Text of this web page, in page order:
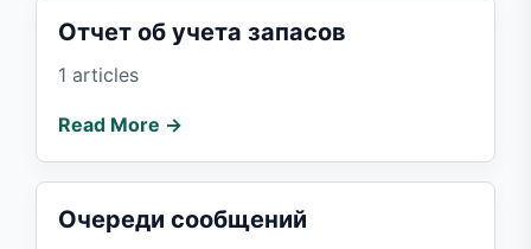
Отчет об учета запасов
1 articles
Read More →
Очереди сообщений